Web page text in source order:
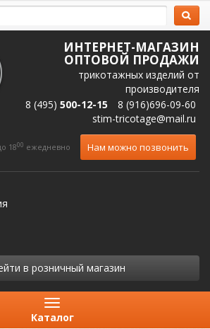
ИНТЕРНЕТ-МАГАЗИН
ОПТОВОЙ ПРОДАЖИ
трикотажных изделий от
производителя
8 (495) 500-12-15
8 (916)696-09-60
stim-tricotage@mail.ru
1800 ежедневно Нам можно позвонить
в розничный магазин
Каталог